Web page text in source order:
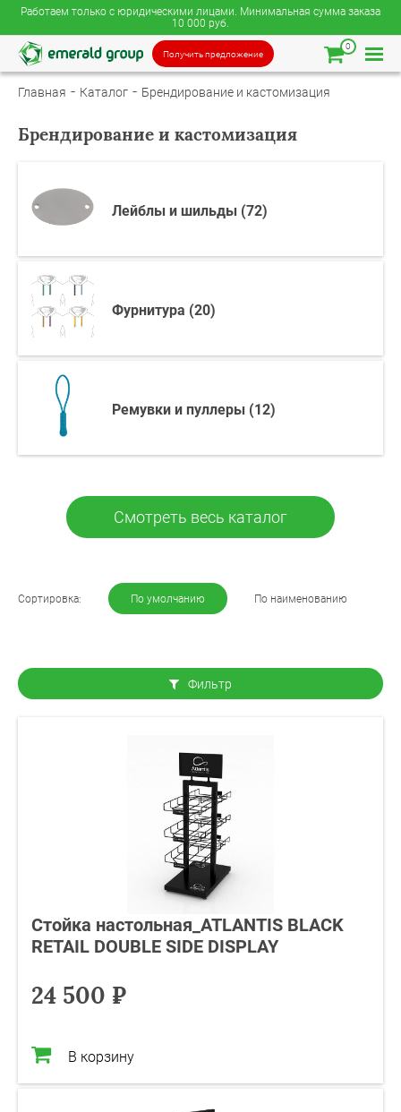
Работаем только с юридическими лицами. Минимальная сумма заказа
10 000 руб.
Получить предложение
0
Главная Каталог Брендирование и кастомизация
Брендирование и кастомизация
Лейблы и шильды (72)
Фурнитура (20)
Ремувки и пуллеры (12)
Смотреть весь каталог
Сортировка: По умолчанию По наименованию
Фильтр
Стойка настольная_ATLANTIS BLACK
RETAIL DOUBLE SIDE DISPLAY
24 500 ₽
В корзину